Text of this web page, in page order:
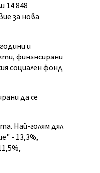
14 848
за нова
и
финансирани
социален фонд
да се
Най-голям дял
- 13,3%,